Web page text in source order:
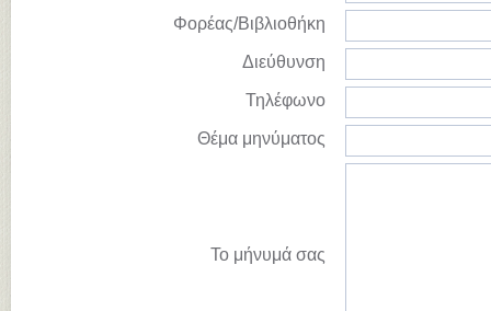
Φορέας/Βιβλιοθήκη
Διεύθυνση
Τηλέφωνο
Θέμα μηνύματος
Το μήνυμά σας